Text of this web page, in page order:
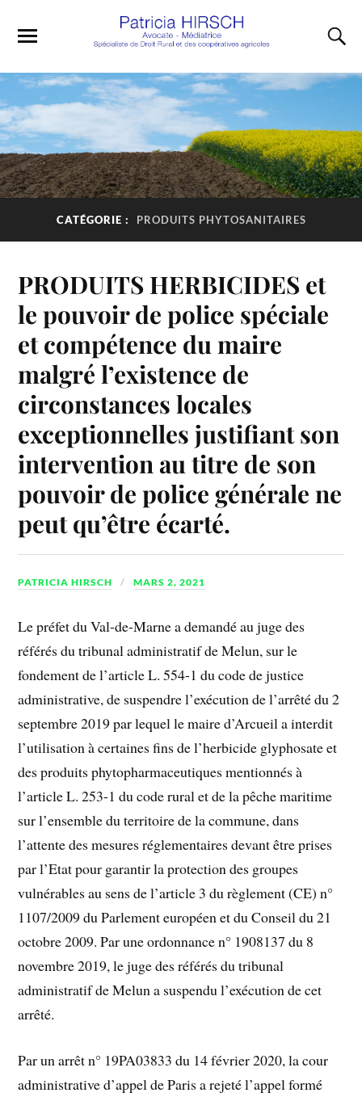
CATÉGORIE : PRODUITS PHYTOSANITAIRES
PRODUITS HERBICIDES et
le pouvoir de police spéciale
et compétence du maire
malgré l’existence de
circonstances locales
exceptionnelles justifiant son
intervention au titre de son
pouvoir de police générale ne
peut qu’être écarté.
PATRICIA HIRSCH MARS 2, 2021
Le préfet du Val-de-Marne a demandé au juge des
référés du tribunal administratif de Melun, sur le
fondement de l’article L. 554-1 du code de justice
administrative, de suspendre l’exécution de l’arrêté du 2
septembre 2019 par lequel le maire d’Arcueil a interdit
l’utilisation à certaines fins de l’herbicide glyphosate et
des produits phytopharmaceutiques mentionnés à
l’article L. 253-1 du code rural et de la pêche maritime
sur l’ensemble du territoire de la commune, dans
l’attente des mesures réglementaires devant être prises
par l’Etat pour garantir la protection des groupes
vulnérables au sens de l’article 3 du règlement (CE) n°
1107/2009 du Parlement européen et du Conseil du 21
octobre 2009. Par une ordonnance n° 1908137 du 8
novembre 2019, le juge des référés du tribunal
administratif de Melun a suspendu l’exécution de cet
arrêté.
Par un arrêt n° 19PA03833 du 14 février 2020, la cour
administrative d’appel de Paris a rejeté l’appel formé